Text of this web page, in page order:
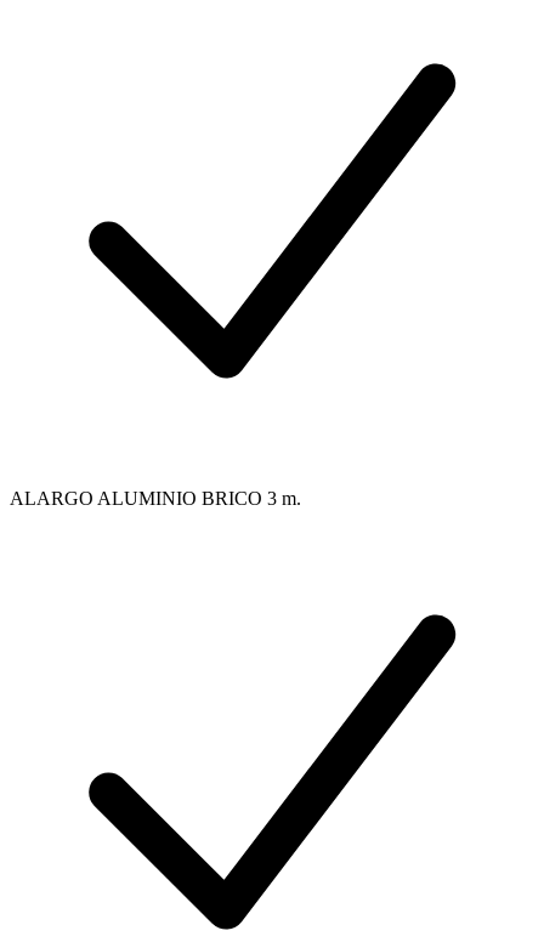
ALARGO ALUMINIO BRICO 3 m.